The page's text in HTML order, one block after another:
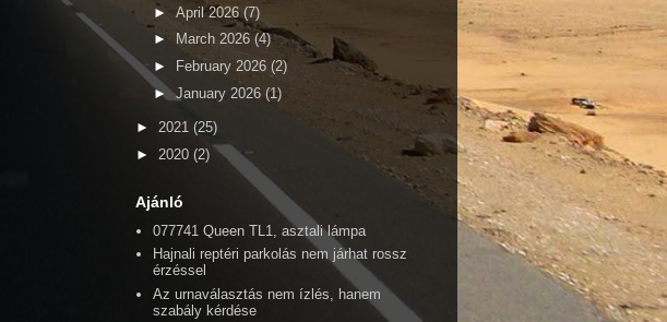
► April 2026 (7)
►
March 2026 (4)
►
February 2026 (2)
►January 2026 (1)
► 2021 (25)
► 2020 (2)
Ajánló
077741 Queen TL1, asztali lámpa
Hajnali reptéri parkolás nem járhat rossz
érzéssel
Az urnaválasztás nem ízlés, hanem
szabály kérdése